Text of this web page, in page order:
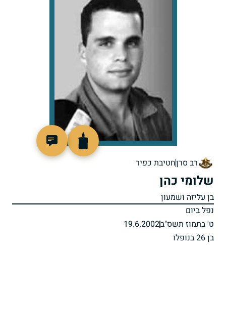
רב סרןחטיבת כפיר
שלומי כהן
בן עליזה ושמעון
נפל ביום
ט' בתמוז תשס"ב19.6.2002
בן 26 בנופלו